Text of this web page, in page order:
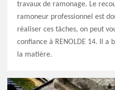
travaux de ramonage. Le
ramoneur professionnel est
réaliser ces tâches, on peut
confiance à RENOLDE 14. Il a
la matière.